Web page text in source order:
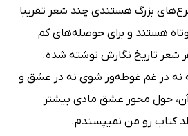
بزرگ هستند‌ی چند شعر تقریبا
هستند و برای حوصله‌های کم
شعر تاریخ نگارش نوشته شده.
نه در غم غوطه‌ور شوی نه در عشق و
حول محور عشق مادی بیشتر
کتاب رو من نمیپسندم.